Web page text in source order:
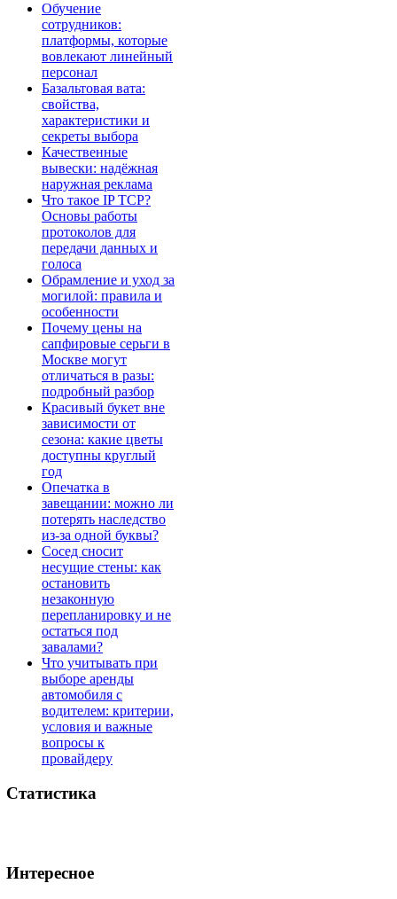
Обучение
сотрудников:
платформы, которые
вовлекают линейный
персонал
Базальтовая вата:
свойства,
характеристики и
секреты выбора
Качественные
вывески: надёжная
наружная реклама
Что такое IP TCP?
Основы работы
протоколов для
передачи данных и
голоса
Обрамление и уход за
могилой: правила и
особенности
Почему цены на
сапфировые серьги в
Москве могут
отличаться в разы:
подробный разбор
Красивый букет вне
зависимости от
сезона: какие цветы
доступны круглый
год
Опечатка в
завещании: можно ли
потерять наследство
из-за одной буквы?
Сосед сносит
несущие стены: как
остановить
незаконную
перепланировку и не
остаться под
завалами?
Что учитывать при
выборе аренды
автомобиля с
водителем: критерии,
условия и важные
вопросы к
провайдеру
Статистика
Интересное